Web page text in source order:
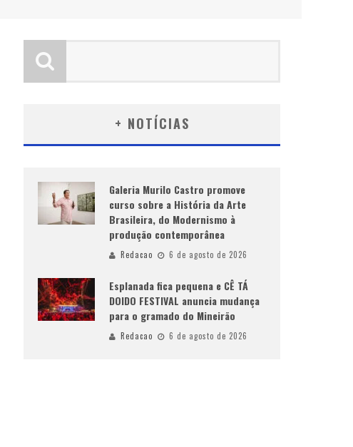
+ NOTÍCIAS
Galeria Murilo Castro promove
curso sobre a História da Arte
Brasileira, do Modernismo à
produção contemporânea
Redacao 6 de agosto de 2026
Esplanada fica pequena e CÊ TÁ
DOIDO FESTIVAL anuncia mudança
para o gramado do Mineirão
Redacao 6 de agosto de 2026